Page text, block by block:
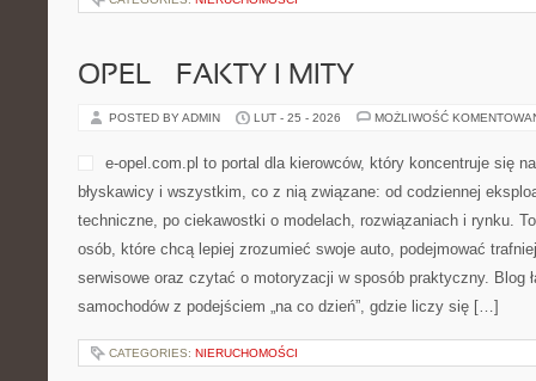
jednocześnie budować
członek wspólnoty, a także to, jak decyzje podejmowane na
międzynarodowa Blog […]
CATEGORIES:NIERUCHOMOŚCI
OPEL – FAKTY I MITY
POSTED BY ADMIN LUT - 25 - 2026 MOŻLIWOŚĆ
e-opel.com.pl to portal dla
się na marce auta z logo